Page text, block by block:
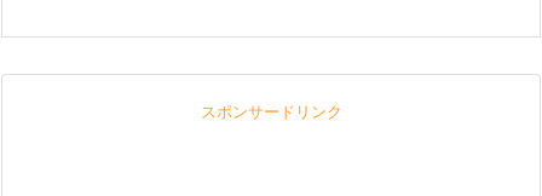
スポンサードリンク